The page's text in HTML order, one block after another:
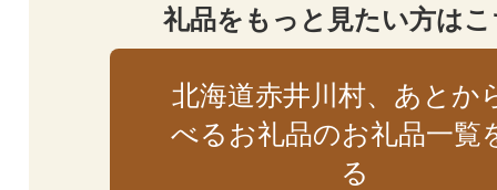
礼品をもっと見たい方は
北海道赤井川村、あとか
べるお礼品のお礼品一覧
る